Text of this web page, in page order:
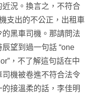
況。換言之，不符合
支出的不公正，出租車
黑車司機。那請問法
望到過一句話 “one
，不了解這句話在中
機被卷進不符合法令
接溫柔的話，李佳明